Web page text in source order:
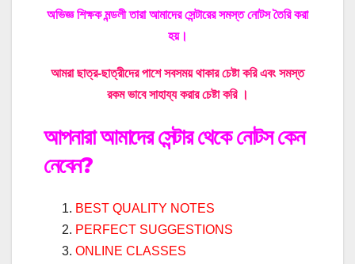
অভিজ্ঞ শিক্ষক মন্ডলী তারা আমাদের সেন্টারের সমস্ত নোটস তৈরি করা
হয়।
আমরা ছাত্র-ছাত্রীদের পাশে সবসময় থাকার চেষ্টা করি এবং সমস্ত
রকম ভাবে সাহায্য করার চেষ্টা করি ।
আপনারা আমাদের সেন্টার থেকে নোটস কেন
নেবেন?
BEST QUALITY NOTES
PERFECT SUGGESTIONS
ONLINE CLASSES